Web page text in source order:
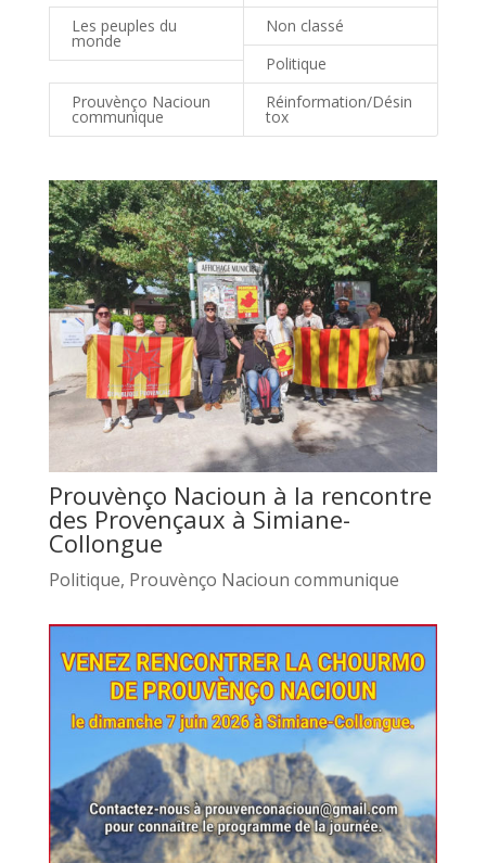
Les peuples du
monde
Non classé
Politique
Prouvènço Nacioun
communique
Réinformation/Désin
tox
Prouvènço Nacioun à la rencontre
des Provençaux à Simiane-
Collongue
Politique, Prouvènço Nacioun communique